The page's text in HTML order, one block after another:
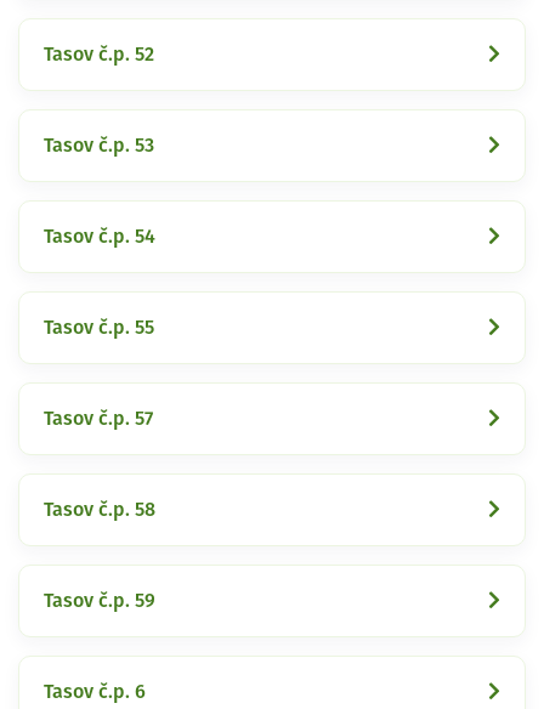
Tasov č.p. 52
Tasov č.p. 53
Tasov č.p. 54
Tasov č.p. 55
Tasov č.p. 57
Tasov č.p. 58
Tasov č.p. 59
Tasov č.p. 6